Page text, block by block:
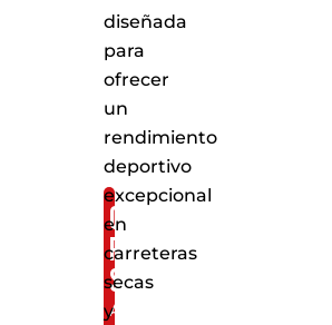
Consíguelo
por
solo:
Al
diseñada
para
ofrecer
un
rendimiento
deportivo
excepcional
en
carreteras
secas
y